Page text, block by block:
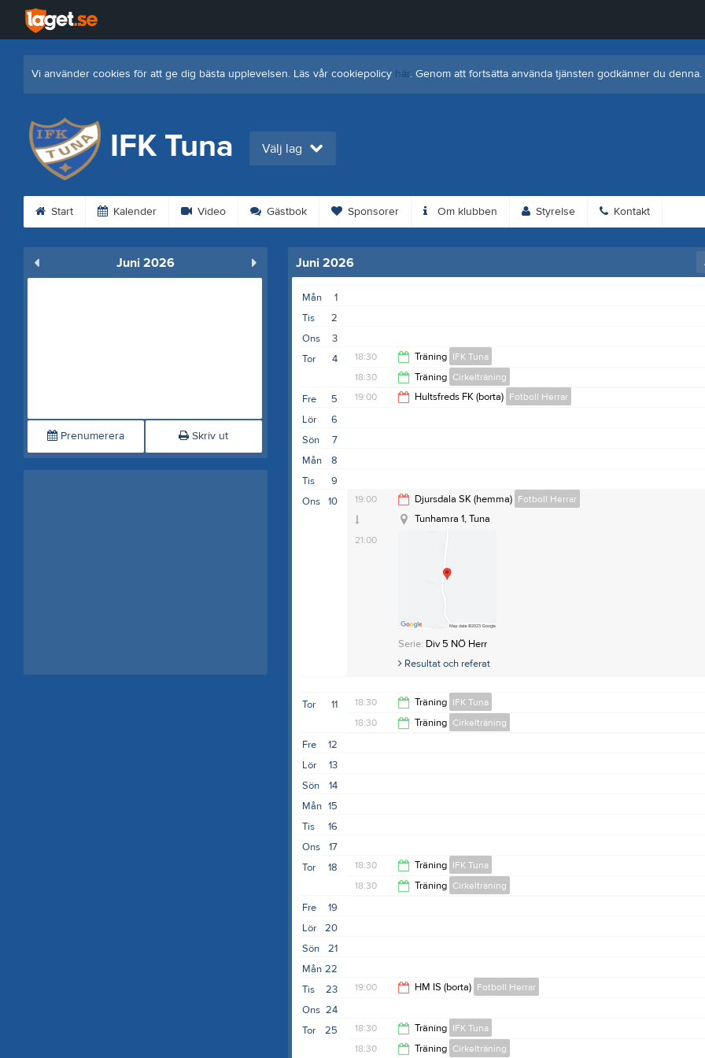
Vi använder cookies för att ge dig bästa upplevelsen. Läs vår cookiepolicy här. Genom att fortsätta använda tjänsten godkänner du denna.
IFK Tuna Välj lag
Start Kalender Video Gästbok Sponsorer Om klubben Styrelse Kontakt
Juni 2026
Prenumerera Skriv ut
Juni 2026
1
Mån
2
Tis
3
Ons
4
Tor 18:30 Träning IFK Tuna
19:30
18:30 Träning Cirkelträning
5
Fre 19:00 Hultsfreds FK (borta) Fotboll Herrar
6
Lör
7
Sön
8
Mån
9
Tis
10
Ons 19:00 Djursdala SK (hemma) Fotboll Herrar
21:00
Tunhamra 1, Tuna
Serie: Div 5 NÖ Herr
Resultat och referat
11
Tor 18:30 Träning IFK Tuna
18:30 Träning Cirkelträning
12
Fre
13
Lör
14
Sön
15
Mån
16
Tis
17
Ons
18
Tor 18:30 Träning IFK Tuna
18:30 Träning Cirkelträning
19
Fre
20
Lör
21
Sön
22
Mån
23
Tis 19:00 HM IS (borta) Fotboll Herrar
21:00
24
Ons
25
Tor 18:30 Träning IFK Tuna
18:30
Träning Cirkelträning